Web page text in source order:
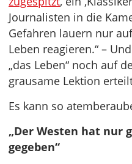
Journalisten in die
Gefahren lauern nur
Leben reagieren.“ –
„das Leben“ noch auf
grausame Lektion
Es kann so
„Der Westen hat nur
gegeben“